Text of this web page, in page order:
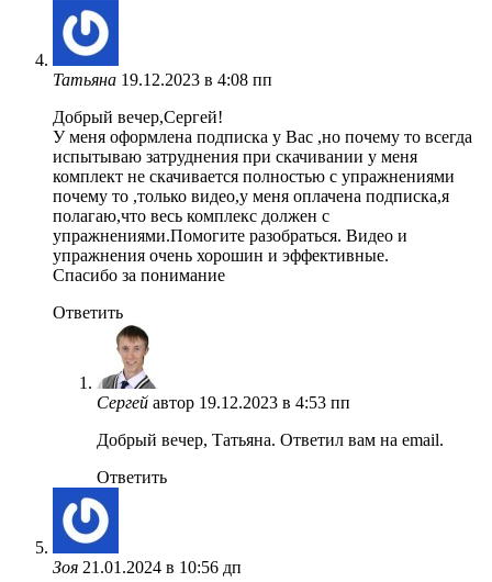
Татьяна 19.12.2023 в 4:08 пп
Добрый вечер,Сергей!
У меня оформлена подписка у Вас ,но почему то всегда
испытываю затруднения при скачивании у меня
комплект не скачивается полностью с упражнениями
почему то ,только видео,у меня оплачена подписка,я
полагаю,что весь комплекс должен с
упражнениями.Помогите разобраться. Видео и
упражнения очень хорошин и эффективные.
Спасибо за понимание
Ответить
Сергей автор 19.12.2023 в 4:53 пп
Добрый вечер, Татьяна. Ответил вам на email.
Ответить
Зоя 21.01.2024 в 10:56 дп